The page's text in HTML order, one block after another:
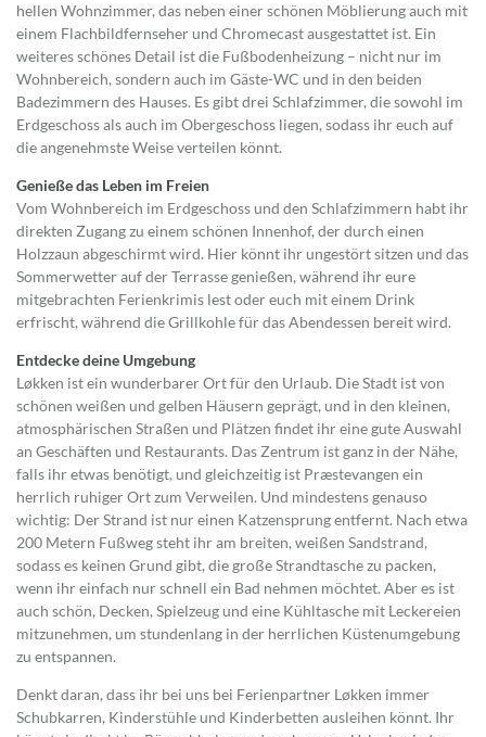
hellen Wohnzimmer, das neben einer schönen Möblierung auch mit
einem Flachbildfernseher und Chromecast ausgestattet ist. Ein
weiteres schönes Detail ist die Fußbodenheizung – nicht nur im
Wohnbereich, sondern auch im Gäste-WC und in den beiden
Badezimmern des Hauses. Es gibt drei Schlafzimmer, die sowohl im
Erdgeschoss als auch im Obergeschoss liegen, sodass ihr euch auf
die angenehmste Weise verteilen könnt.
Genieße das Leben im Freien
Vom Wohnbereich im Erdgeschoss und den Schlafzimmern habt ihr
direkten Zugang zu einem schönen Innenhof, der durch einen
Holzzaun abgeschirmt wird. Hier könnt ihr ungestört sitzen und das
Sommerwetter auf der Terrasse genießen, während ihr eure
mitgebrachten Ferienkrimis lest oder euch mit einem Drink
erfrischt, während die Grillkohle für das Abendessen bereit wird.
Entdecke deine Umgebung
Løkken ist ein wunderbarer Ort für den Urlaub. Die Stadt ist von
schönen weißen und gelben Häusern geprägt, und in den kleinen,
atmosphärischen Straßen und Plätzen findet ihr eine gute Auswahl
an Geschäften und Restaurants. Das Zentrum ist ganz in der Nähe,
falls ihr etwas benötigt, und gleichzeitig ist Præstevangen ein
herrlich ruhiger Ort zum Verweilen. Und mindestens genauso
wichtig: Der Strand ist nur einen Katzensprung entfernt. Nach etwa
200 Metern Fußweg steht ihr am breiten, weißen Sandstrand,
sodass es keinen Grund gibt, die große Strandtasche zu packen,
wenn ihr einfach nur schnell ein Bad nehmen möchtet. Aber es ist
auch schön, Decken, Spielzeug und eine Kühltasche mit Leckereien
mitzunehmen, um stundenlang in der herrlichen Küstenumgebung
zu entspannen.
Denkt daran, dass ihr bei uns bei Ferienpartner Løkken immer
Schubkarren, Kinderstühle und Kinderbetten ausleihen könnt. Ihr